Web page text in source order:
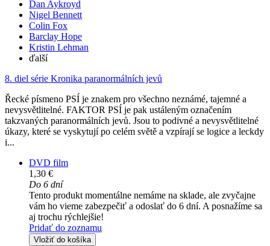
Dan Aykroyd
Nigel Bennett
Colin Fox
Barclay Hope
Kristin Lehman
ďalší
8. diel série Kronika paranormálních jevů
Řecké písmeno PSÍ je znakem pro všechno neznámé, tajemné a
nevysvětlitelné. FAKTOR PSÍ je pak ustáleným označením
takzvaných paranormálních jevů. Jsou to podivné a nevysvětlitelné
úkazy, které se vyskytují po celém světě a vzpírají se logice a leckdy
i...
DVD film
1,30 €
Do 6 dní
Tento produkt momentálne nemáme na sklade, ale zvyčajne
vám ho vieme zabezpečiť a odoslať do 6 dní. A posnažíme sa
aj trochu rýchlejšie!
Pridať do zoznamu
Vložiť do košíka